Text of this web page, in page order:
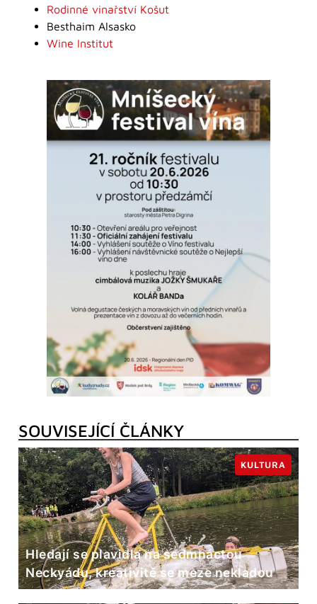
Rodinné vinařství Košut
Besthaim Alsasko
Wine Institut
SOUVISEJÍCÍ ČLÁNKY
Hledají se plavidla na sedmnáctou
Neckyádu, kreativitě se meze nekladou
KULTURA